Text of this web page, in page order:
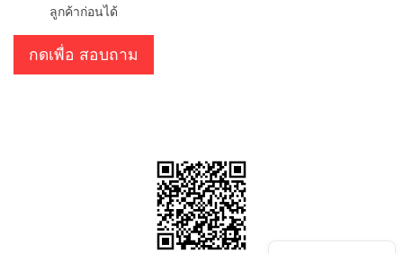
ลูกค้าก่อนได้
กดเพื่อ สอบถาม